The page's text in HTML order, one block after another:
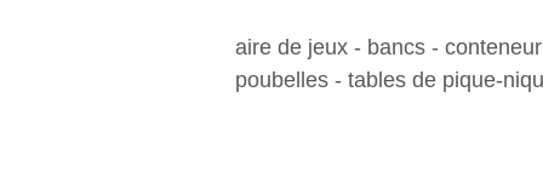
aire de jeux - bancs -
poubelles - tables de pique-